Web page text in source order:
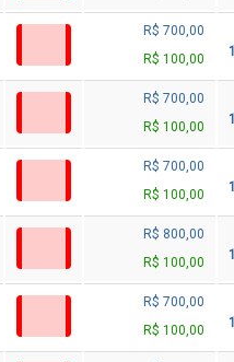
R$ 700,00
R$ 100,00
R$ 700,00
R$ 100,00
R$ 700,00
R$ 100,00
R$ 800,00
R$ 100,00
R$ 700,00
R$ 100,00